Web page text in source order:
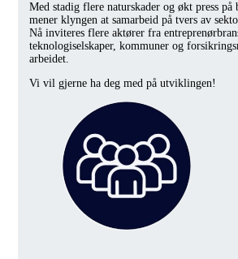
Med stadig flere naturskader og økt press på
mener klyngen at samarbeid på tvers av
Nå inviteres flere aktører fra
teknologiselskaper, kommuner og
arbeidet.
Vi vil gjerne ha deg med på utviklingen!